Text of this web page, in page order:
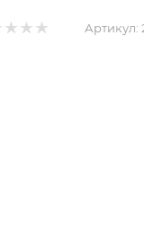
Артикул: